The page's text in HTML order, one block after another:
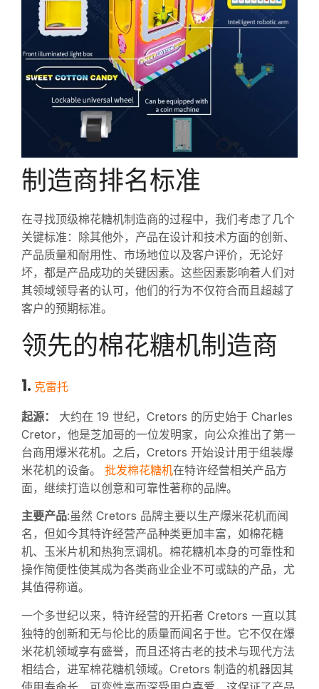
制造商排名标准
在寻找顶级棉花糖机制造商的过程中，我们考虑了几个
关键标准：除其他外，产品在设计和技术方面的创新、
产品质量和耐用性、市场地位以及客户评价，无论好
坏，都是产品成功的关键因素。这些因素影响着人们对
其领域领导者的认可，他们的行为不仅符合而且超越了
客户的预期标准。
领先的棉花糖机制造商
1. 克雷托
起源：
大约在 19 世纪，Cretors 的历史始于 Charles
Cretor，他是芝加哥的一位发明家，向公众推出了第一
台商用爆米花机。之后，Cretors 开始设计用于组装爆
米花机的设备。 批发棉花糖机在特许经营相关产品方
面，继续打造以创意和可靠性著称的品牌。
主要产品:虽然 Cretors 品牌主要以生产爆米花机而闻
名，但如今其特许经营产品种类更加丰富，如棉花糖
机、玉米片机和热狗烹调机。棉花糖机本身的可靠性和
操作简便性使其成为各类商业企业不可或缺的产品，尤
其值得称道。
一个多世纪以来，特许经营的开拓者 Cretors 一直以其
独特的创新和无与伦比的质量而闻名于世。它不仅在爆
米花机领域享有盛誉，而且还将古老的技术与现代方法
相结合，进军棉花糖机领域。Cretors 制造的机器因其